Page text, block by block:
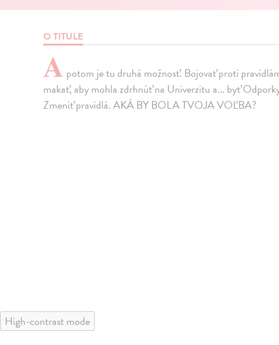
O TITULE
A potom je tu druhá možnosť. Bojovať proti
makať, aby mohla zdrhnúť na Univerzitu a... byť
Zmeniť pravidlá. AKÁ BY BOLA TVOJA VOĽBA?
High-contrast mode